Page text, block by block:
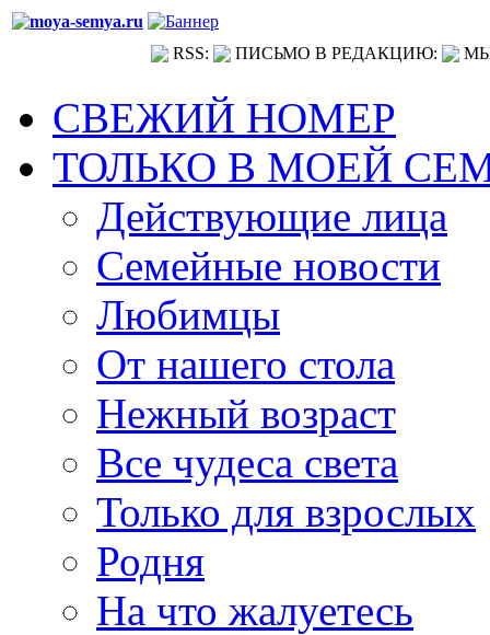
RSS: ПИСЬМО В РЕДАКЦИЮ:
СВЕЖИЙ НОМЕР
ТОЛЬКО В МОЕЙ
Действующие лица
Семейные новости
Любимцы
От нашего стола
Нежный возраст
Все чудеса света
Только для взрослых
Родня
На что жалуетесь